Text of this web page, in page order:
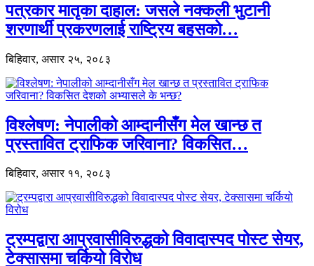
पत्रकार मातृका दाहाल: जसले नक्कली भुटानी
शरणार्थी प्रकरणलाई राष्ट्रिय बहसको…
बिहिवार, असार २५, २०८३
विश्लेषण: नेपालीको आम्दानीसँग मेल खान्छ त
प्रस्तावित ट्राफिक जरिवाना? विकसित…
बिहिवार, असार ११, २०८३
ट्रम्पद्वारा आप्रवासीविरुद्धको विवादास्पद पोस्ट सेयर,
टेक्सासमा चर्कियो विरोध